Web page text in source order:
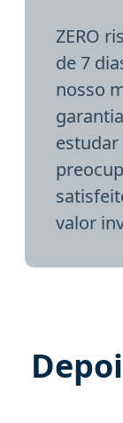
ZERO
de 7
nosso
estudar
valor